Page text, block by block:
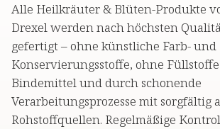
Alle Heilkräuter & Blüten-Produkte
Drexel werden nach höchsten
gefertigt – ohne künstliche Farb- und
Konservierungsstoffe, ohne
Bindemittel und durch schonende
Verarbeitungsprozesse mit sorgfältig
Rohstoffquellen. Regelmäßige